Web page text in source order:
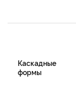
Каскадные
формы